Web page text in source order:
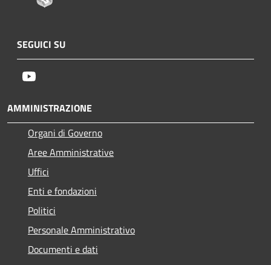
SEGUICI SU
AMMINISTRAZIONE
Organi di Governo
Aree Amministrative
Uffici
Enti e fondazioni
Politici
Personale Amministrativo
Documenti e dati